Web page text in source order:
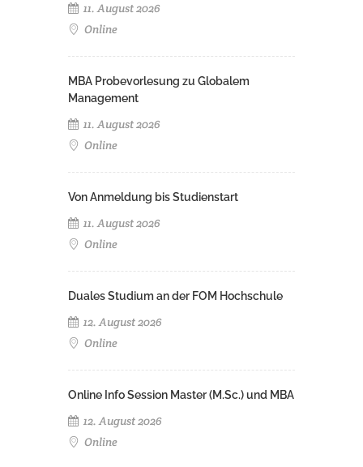
11. August 2026
Online
MBA Probevorlesung zu Globalem
Management
11. August 2026
Online
Von Anmeldung bis Studienstart
11. August 2026
Online
Duales Studium an der FOM Hochschule
12. August 2026
Online
Online Info Session Master (M.Sc.) und MBA
12. August 2026
Online